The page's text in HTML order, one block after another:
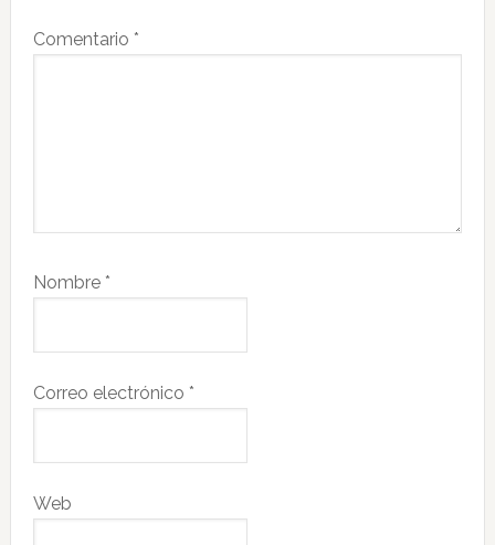
Comentario *
Nombre *
Correo electrónico *
Web